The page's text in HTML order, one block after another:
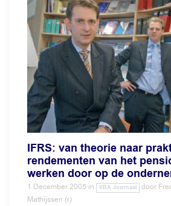
IFRS: van theorie naar
rendementen van het
werken door op de
1 December 2005 in VBA Journaal door
Mathijssen (r)